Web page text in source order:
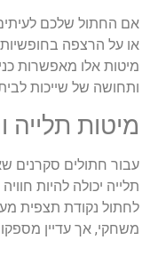
אם החתול שלכם
או על הרצפה
מיטות אלו מאפשרות
ותחושה של שייכות
מיטות תלייה
עבור חתולים סקרנים
תלייה יכולה להיות
לחתול נקודת תצפית
משחקי, אך עדיין